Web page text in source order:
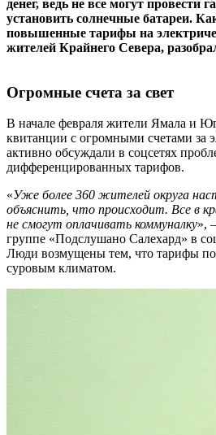
денег, ведь не все могут провести
установить солнечные батареи.
повышенные тарифы на
жителей Крайнего Севера,
Огромные счета за свет
В начале февраля жители Ямала и
квитанции с огромными счетами за
активно обсуждали в соцсетях
дифференцированных тарифов.
«Уже более 360 жителей округа
объяснить, что происходит. Все в
не смогут оплачивать коммуналку»,
группе «Подслушано Салехард» в
Люди возмущены тем, что тарифы
суровым климатом.